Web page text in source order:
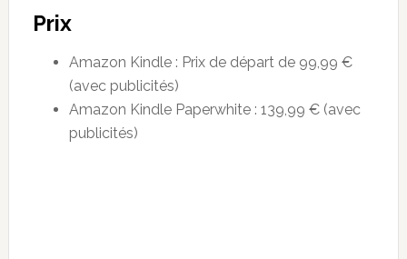
Prix
Amazon Kindle : Prix de départ de 99,99 €
(avec publicités)
Amazon Kindle Paperwhite : 139,99 € (avec
publicités)